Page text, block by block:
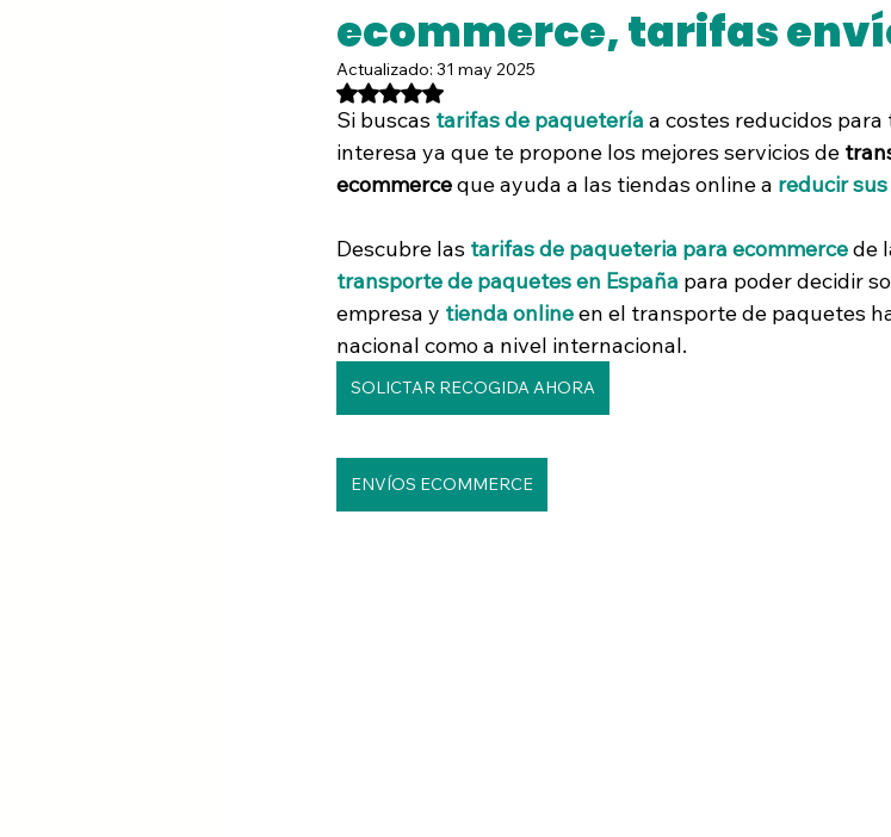
Inversiones Compras online Institucional Tienda
Envios entre particulares IA para investigaciones academicos
ecommerce, tarifas
Actualizado: 31 may 2025
Obtuvo NaN de 5 estrellas.
Si buscas tarifas de paquetería a costes reducidos
interesa ya que te propone los mejores servicios de
ecommerce que ayuda a las tiendas online a reducir
Descubre las tarifas de paqueteria para ecommerce de
transporte de paquetes en España para poder decidir
empresa y tienda online en el transporte de paquetes
nacional como a nivel internacional.
SOLICTAR RECOGIDA AHORA
ENVÍOS ECOMMERCE